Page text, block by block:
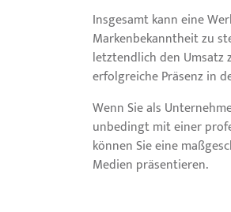
Insgesamt kann eine
Markenbekanntheit zu
letztendlich den Umsatz
erfolgreiche Präsenz in
Wenn Sie als
unbedingt mit einer
können Sie eine
Medien präsentieren.